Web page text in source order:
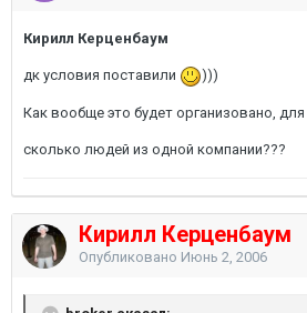
Кирилл Керценбаум
дк условия поставили )))
Как вообще это будет организовано,
сколько людей из одной компании???
Кирилл Керценбаум
Опубликовано Июнь 2, 2006